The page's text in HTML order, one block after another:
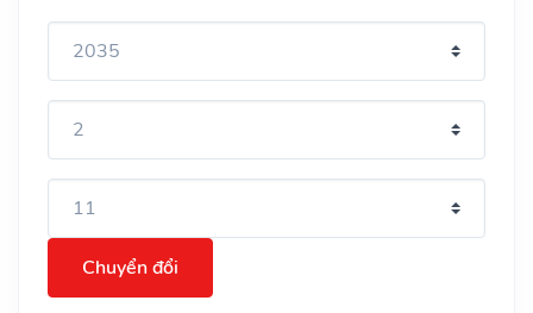
Chuyển đổi